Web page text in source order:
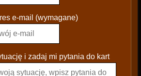
e-mail (wymagane)
i zadaj mi pytania do kart